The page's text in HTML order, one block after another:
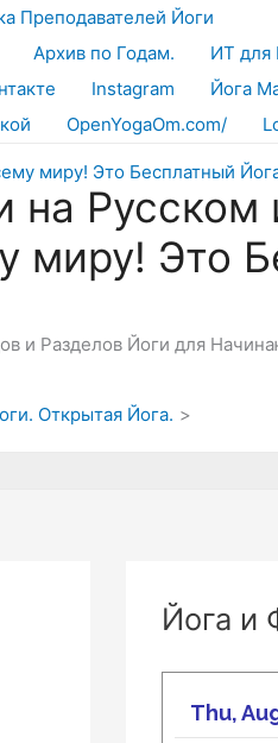
Преподавателей Йоги
Архив по Годам. ИТ для
Instagram Йога
OpenYogaOm.com/
на Русском
миру! Это
и Разделов Йоги для
Открытая Йога.
Йога и